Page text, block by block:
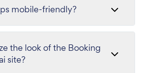
mobile-friendly?
the look of the Booking
site?